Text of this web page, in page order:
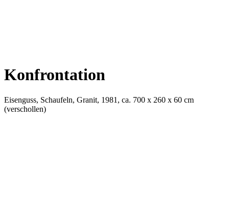
Konfrontation
Eisenguss, Schaufeln, Granit, 1981, ca. 700 x 260 x 60 cm
(verschollen)